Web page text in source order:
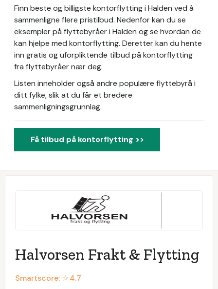
Finn beste og billigste kontorflytting i Halden ved å
sammenligne flere pristilbud. Nedenfor kan du se
eksempler på flyttebyråer i Halden og se hvordan de
kan hjelpe med kontorflytting. Deretter kan du hente
inn gratis og uforpliktende tilbud på kontorflytting
fra flyttebyråer nær deg.
Listen inneholder også andre populære flyttebyrå i
ditt fylke, slik at du får et bredere
sammenligningsgrunnlag.
Få tilbud på kontorflytting >>
Halvorsen Frakt & Flytting
Smartscore: ☆4.7